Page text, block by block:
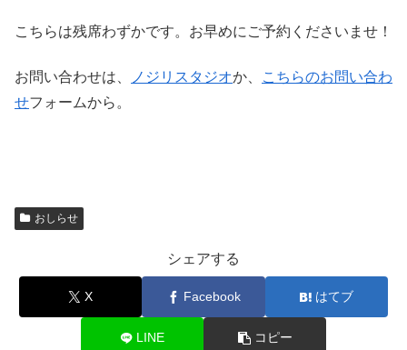
こちらは残席わずかです。お早めにご予約くださいませ！
お問い合わせは、 ノジリスタジオか、
こちらのお問い合わ
せフォームから。
おしらせ
シェアする
X Facebook はてブ
LINE コピー